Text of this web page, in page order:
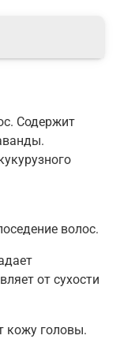
Содержит
волос.
от сухости
кожу головы.